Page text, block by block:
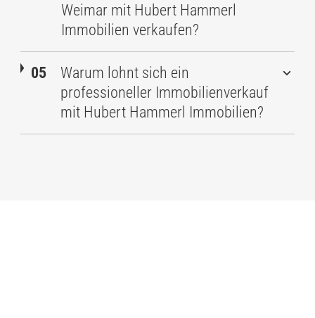
Weimar mit Hubert Hammerl
Immobilien verkaufen?
Warum lohnt sich ein
professioneller Immobilienverkauf
mit Hubert Hammerl Immobilien?